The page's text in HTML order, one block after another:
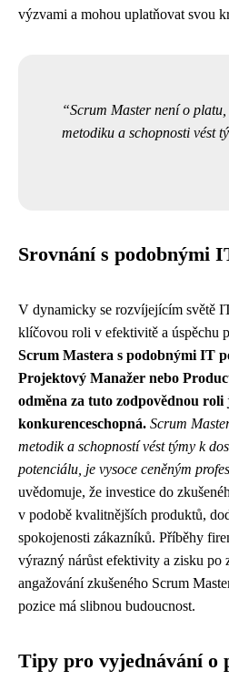
výzvami a mohou uplatňovat svou
Scrum Master není o
metodiku a schopnosti vést
Srovnání s podobnými
V dynamicky se rozvíjejícím světě
klíčovou roli v efektivitě a úspěchu
Scrum Mastera s podobnými IT
Projektový Manažer nebo
odměna za tuto zodpovědnou roli
konkurenceschopná. Scrum
metodik a schopností vést týmy k
potenciálu, je vysoce ceněným
uvědomuje, že investice do
v podobě kvalitnějších produktů,
spokojenosti zákazníků. Příběhy
výrazný nárůst efektivity a zisku po
angažování zkušeného Scrum
pozice má slibnou budoucnost.
Tipy pro vyjednávání o